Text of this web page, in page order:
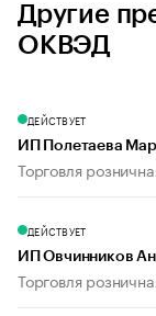
Другие
ОКВЭД
ДЕЙСТВУЕТ
ИП Полетаева
Торговля
ДЕЙСТВУЕТ
ИП Овчинников
Торговля